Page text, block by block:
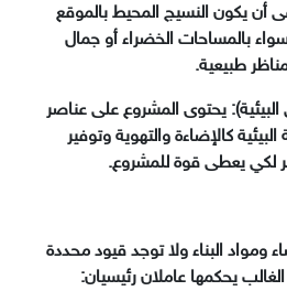
أن يكون النسيج المحيط بالموقع
بالمساحات الخضراء أو جمال
طبيعية.
البيئية): يحتوى المشروع على عناصر
كالإضاءة والتهوية وتوفير
لكي يعطى قوة للمشروع.
ومواد البناء ولا توجد قيود محددة
يحكمها عاملان رئيسيان: